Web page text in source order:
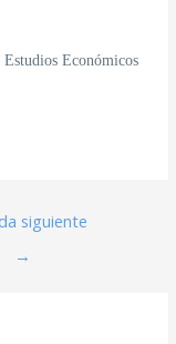
Económicos
siguiente
→